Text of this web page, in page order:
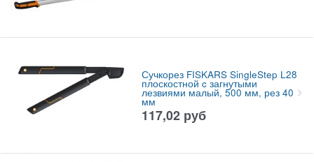
Сучкорез FISKARS SingleStep L28
плоскостной c загнутыми
лезвиями малый, 500 мм, рез 40
мм
117,02 руб